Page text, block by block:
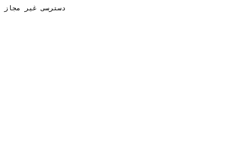
دسترسی غیر مجاز